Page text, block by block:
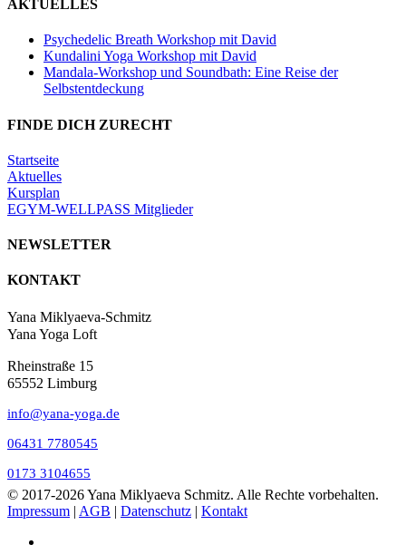
AKTUELLES
Psychedelic Breath Workshop mit David
Kundalini Yoga Workshop mit David
Mandala-Workshop und Soundbath: Eine Reise der
Selbstentdeckung
FINDE DICH ZURECHT
Startseite
Aktuelles
Kursplan
EGYM-WELLPASS Mitglieder
NEWSLETTER
KONTAKT
Yana Miklyaeva-Schmitz
Yana Yoga Loft
Rheinstraße 15
65552 Limburg
info@yana-yoga.de
06431 7780545
0173 3104655
© 2017-2026 Yana Miklyaeva Schmitz. Alle Rechte vorbehalten.
Impressum | AGB | Datenschutz | Kontakt